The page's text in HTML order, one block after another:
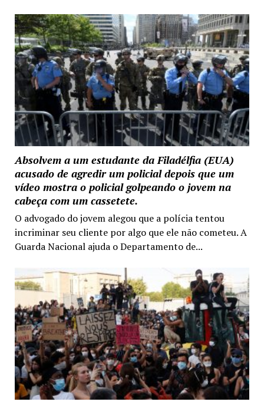
Absolvem a um estudante da Filadélfia (EUA)
acusado de agredir um policial depois que um
vídeo mostra o policial golpeando o jovem na
cabeça com um cassetete.
O advogado do jovem alegou que a polícia tentou
incriminar seu cliente por algo que ele não cometeu. A
Guarda Nacional ajuda o Departamento de...